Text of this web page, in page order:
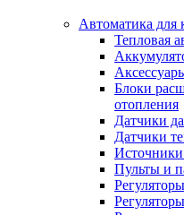
Автоматика для
Тепловая
Блоки
отопления
Датчики
Датчики
Источники
Пульты и